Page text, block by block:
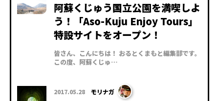
阿蘇くじゅう国立公園を満喫しよ
う！「Aso-Kuju Enjoy Tours」
特設サイトをオープン！
皆さん、こんにちは！ おるとくまもと編集部です。
この度、阿蘇くじゅ…
2017.05.28 モリナガ